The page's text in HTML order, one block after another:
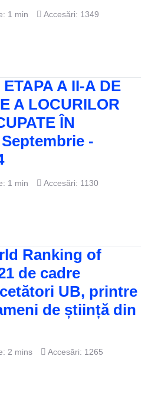
1 min Accesări: 1349
A II-A DE
A LOCURILOR
ÎN
-
1 min Accesări: 1130
Ranking of
de cadre
UB, printre
de știință din
2 mins Accesări: 1265